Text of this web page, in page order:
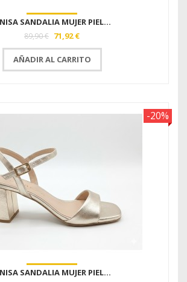
SANDALIA MUJER PIEL...
89,90 € 71,92 €
AÑADIR AL CARRITO
-20%
SANDALIA MUJER PIEL...